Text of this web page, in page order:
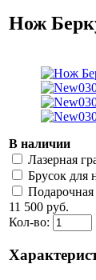
Нож
В наличии
Лазерная
Брусок для
Подарочная
11 500 руб.
Кол-во: